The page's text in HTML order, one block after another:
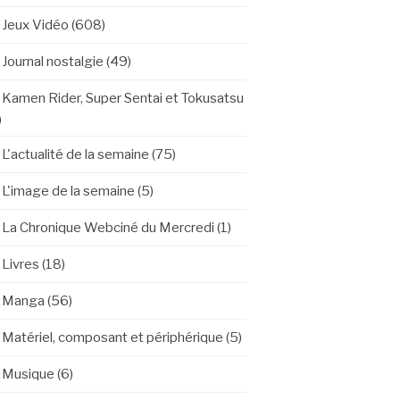
Jeux Vidéo (608)
Journal nostalgie (49)
Kamen Rider, Super Sentai et Tokusatsu
L'actualité de la semaine (75)
L'image de la semaine (5)
La Chronique Webciné du Mercredi (1)
Livres (18)
Manga (56)
Matériel, composant et périphérique (5)
Musique (6)